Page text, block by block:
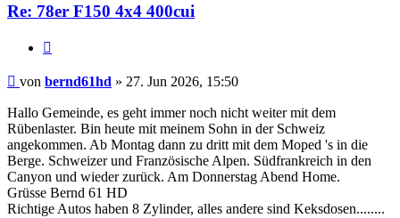
Re: 78er F150 4x4 400cui
Beitrag
von bernd61hd » 27. Jun 2026, 15:50
Hallo Gemeinde, es geht immer noch nicht weiter mit dem
Rübenlaster. Bin heute mit meinem Sohn in der Schweiz
angekommen. Ab Montag dann zu dritt mit dem Moped 's in die
Berge. Schweizer und Französische Alpen. Südfrankreich in den
Canyon und wieder zurück. Am Donnerstag Abend Home.
Grüsse Bernd 61 HD
Richtige Autos haben 8 Zylinder, alles andere sind Keksdosen........